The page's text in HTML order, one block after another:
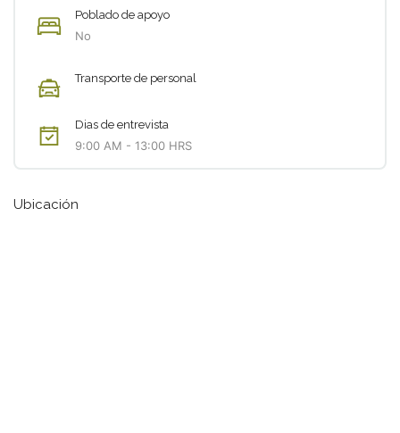
Poblado de apoyo
No
Transporte de personal
Dias de entrevista
9:00 AM - 13:00 HRS
Ubicación